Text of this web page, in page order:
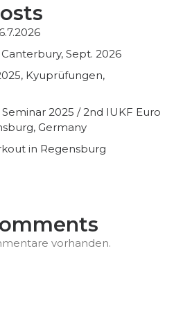
Sept. 2026
Kyuprüfungen,
2025 / 2nd IUKF Euro
Germany
in Regensburg
vorhanden.